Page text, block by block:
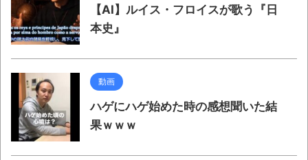
【AI】ルイス・フロイスが歌う『日
本史』
動画
ハゲにハゲ始めた時の感想聞いた結
果ｗｗｗ